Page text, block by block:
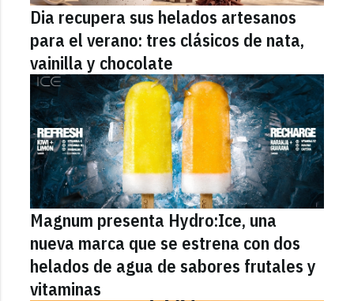
Dia recupera sus helados artesanos
para el verano: tres clásicos de nata,
vainilla y chocolate
Magnum presenta Hydro:Ice, una
nueva marca que se estrena con dos
helados de agua de sabores frutales y
vitaminas